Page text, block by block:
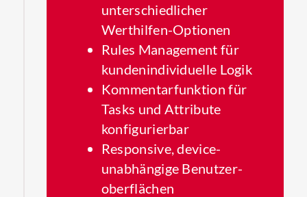
unterschiedlicher
Werthilfen-Optionen
Rules Management für
kunden­individuelle Logik
Kommentarfunktion für
Tasks und Attribute
konfigurierbar
Responsive, device-
unabhängige Benutzer­
oberflächen